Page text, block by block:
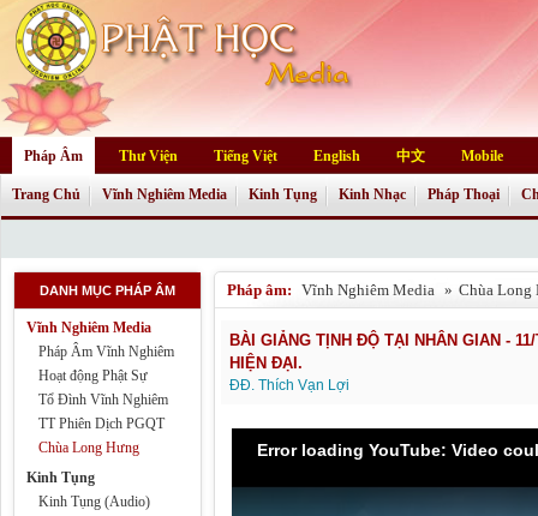
Pháp Âm Thư Viện Tiếng Việt English 中文 Mobile
Trang Chủ Vĩnh Nghiêm Media Kinh Tụng Kinh Nhạc Pháp Thoại
DANH MỤC PHÁP ÂM
Vĩnh Nghiêm Media
Pháp Âm Vĩnh Nghiêm
Hoạt động Phật Sự
Tổ Đình Vĩnh Nghiêm
TT Phiên Dịch PGQT
Chùa Long Hưng
Kinh Tụng
Kinh Tụng (Audio)
Pháp âm: Vĩnh Nghiêm Media » Chùa Long
BÀI GIẢNG TỊNH ĐỘ TẠI NHÂN GIAN -
HIỆN ĐẠI.
ĐĐ. Thích Vạn Lợi
Error loading YouTube: Video